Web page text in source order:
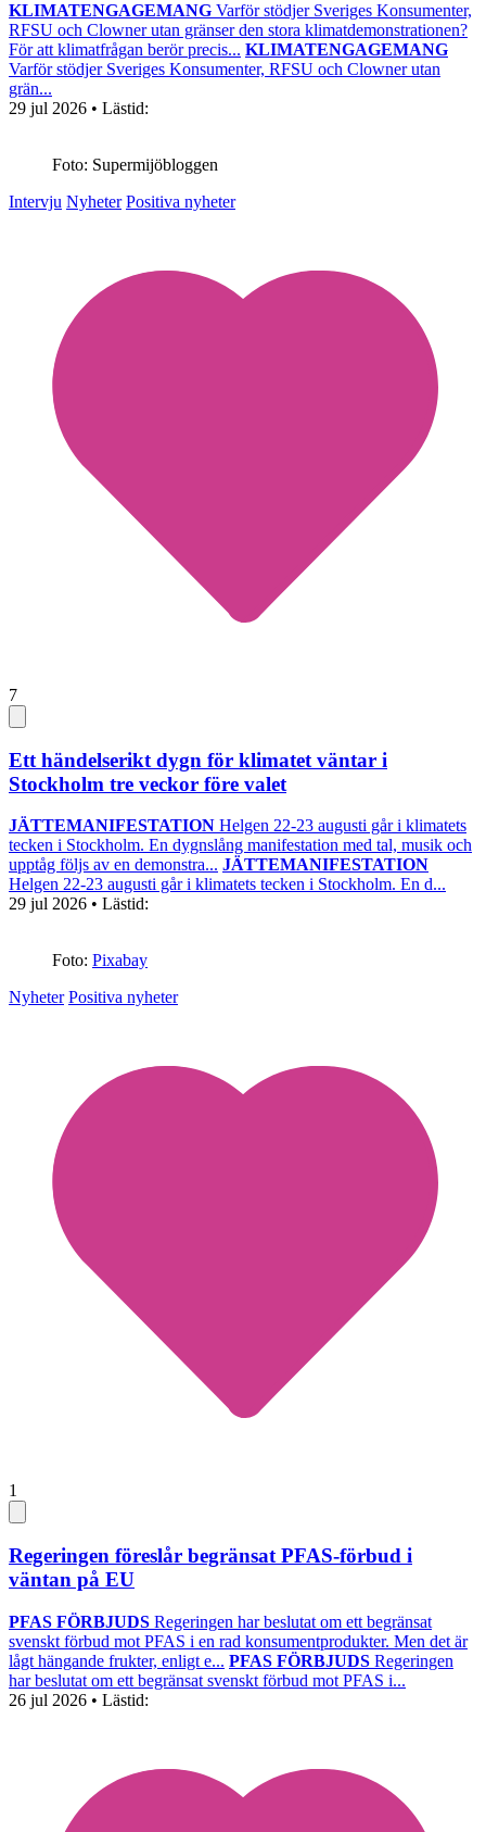
KLIMATENGAGEMANG Varför stödjer Sveriges Konsumenter,
RFSU och Clowner utan gränser den stora klimatdemonstrationen?
För att klimatfrågan berör precis... KLIMATENGAGEMANG
Varför stödjer Sveriges Konsumenter, RFSU och Clowner utan
grän...
29 jul 2026 • Lästid:
Foto: Supermijöbloggen
Intervju Nyheter Positiva nyheter
7
Ett händelserikt dygn för klimatet väntar i
Stockholm tre veckor före valet
JÄTTEMANIFESTATION Helgen 22-23 augusti går i klimatets
tecken i Stockholm. En dygnslång manifestation med tal, musik och
upptåg följs av en demonstra... JÄTTEMANIFESTATION
Helgen 22-23 augusti går i klimatets tecken i Stockholm. En d...
29 jul 2026 • Lästid:
Foto: Pixabay
Nyheter Positiva nyheter
1
Regeringen föreslår begränsat PFAS-förbud i
väntan på EU
PFAS FÖRBJUDS Regeringen har beslutat om ett begränsat
svenskt förbud mot PFAS i en rad konsumentprodukter. Men det är
lågt hängande frukter, enligt e... PFAS FÖRBJUDS Regeringen
har beslutat om ett begränsat svenskt förbud mot PFAS i...
26 jul 2026 • Lästid: